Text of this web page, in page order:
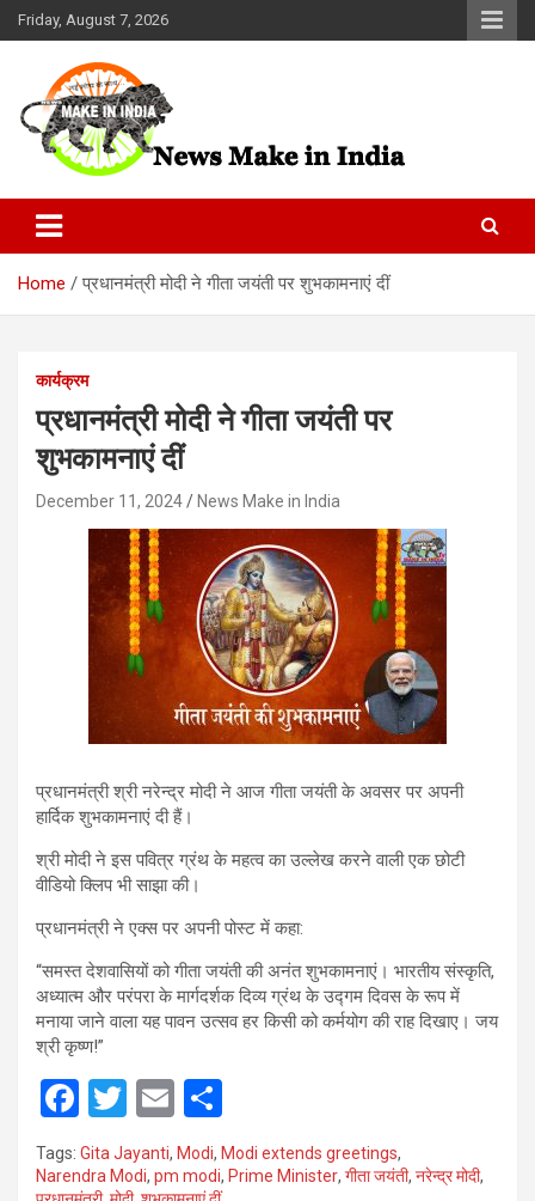
Skip
to
Friday, August 7, 2026
News Make In india
Home प्रधानमंत्री मोदी ने गीता जयंती पर शुभकामनाएं दीं
कार्यक्रम
प्रधानमंत्री मोदी ने गीता जयंती पर
शुभकामनाएं दीं
December 11, 2024 News Make in India
प्रधानमंत्री श्री नरेन्द्र मोदी ने आज गीता जयंती के अवसर पर अपनी
हार्दिक शुभकामनाएं दी हैं।
श्री मोदी ने इस पवित्र ग्रंथ के महत्व का उल्लेख करने वाली एक छोटी
वीडियो क्लिप भी साझा की।
प्रधानमंत्री ने एक्स पर अपनी पोस्ट में कहा:
“समस्त देशवासियों को गीता जयंती की अनंत शुभकामनाएं। भारतीय संस्कृति,
अध्यात्म और परंपरा के मार्गदर्शक दिव्य ग्रंथ के उद्गम दिवस के रूप में
मनाया जाने वाला यह पावन उत्सव हर किसी को कर्मयोग की राह दिखाए। जय
श्री कृष्ण!”
F
a
ce
T
wi
tt
E
m
ail
h
ar
Tags: Gita Jayanti, Modi, Modi extends greetings,
Narendra Modi, pm modi, Prime Minister, गीता जयंती, नरेन्द्र मोदी,